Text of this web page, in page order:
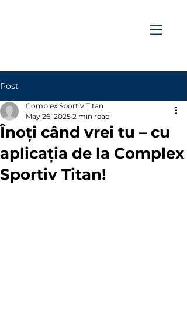
Post
Înoți când vrei tu – cu
aplicația de la Complex
Sportiv Titan!
Complex Sportiv Titan
May 26, 2025 2 min read